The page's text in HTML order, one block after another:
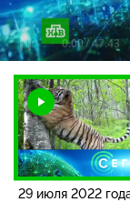
/
Загрузка:
0.21%
29 июля 2022